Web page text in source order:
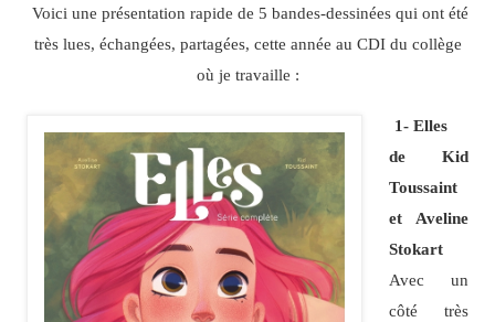
Voici une présentation rapide de 5 bandes-dessinées qui ont été
très lues, échangées, partagées, cette année au CDI du collège
où je travaille :
1- Elles
de Kid
Toussaint
et Aveline
Stokart
Avec un
côté très